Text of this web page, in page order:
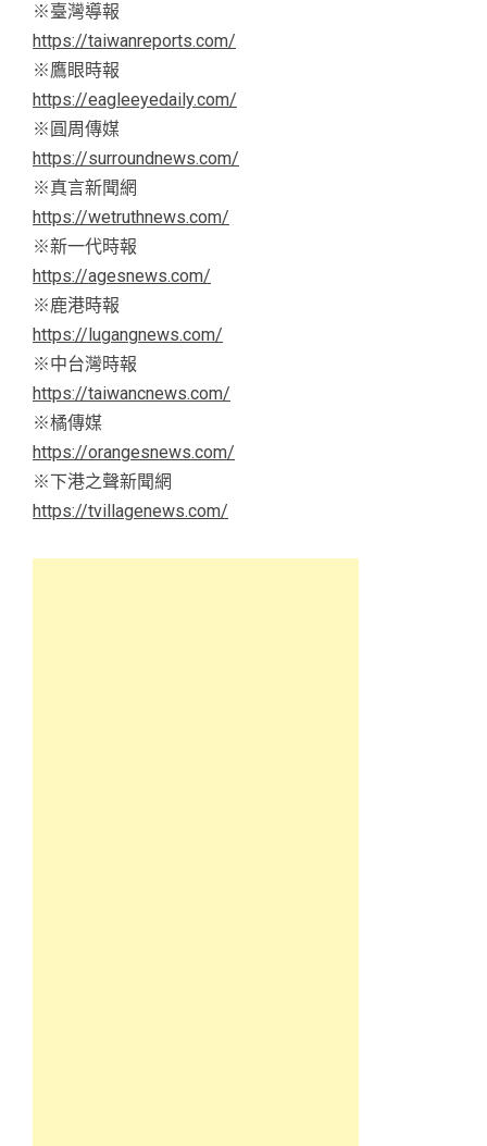
※臺灣導報
https://taiwanreports.com/
※鷹眼時報
https://eagleeyedaily.com/
※圓周傳媒
https://surroundnews.com/
※真言新聞網
https://wetruthnews.com/
※新一代時報
https://agesnews.com/
※鹿港時報
https://lugangnews.com/
※中台灣時報
https://taiwancnews.com/
※橘傳媒
https://orangesnews.com/
※下港之聲新聞網
https://tvillagenews.com/